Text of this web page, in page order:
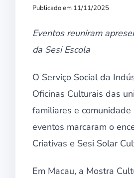
Publicado em 11/11/2025
Eventos reuniram
da Sesi Escola
O Serviço Social da
Oficinas Culturais das
familiares e
eventos marcaram o
Criativas e Sesi Solar
Em Macau, a Mostra